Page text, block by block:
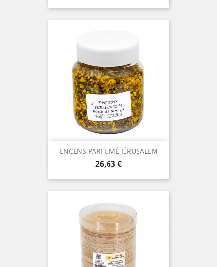
ENCENS PARFUMÉ JÉRUSALEM
Prix
26,63 €